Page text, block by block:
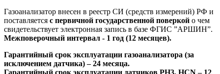
Газоанализатор внесен в реестр СИ (средств измерений) РФ и
поставляется с первичной государственной поверкой о чем
свидетельствует электронная запись в базе ФГИС ”АРШИН”.
Межповерочный интервал - 1 год (12 месяцев).
Гарантийный срок эксплуатации газоанализатора (за
исключением датчика) – 24 месяца.